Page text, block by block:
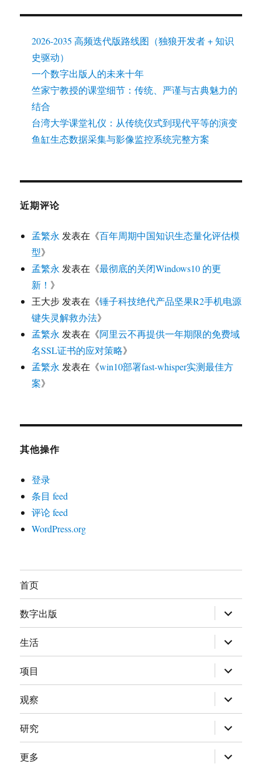
2026-2035 高频迭代版路线图（独狼开发者 + 知识
史驱动）
一个数字出版人的未来十年
竺家宁教授的课堂细节：传统、严谨与古典魅力的
结合
台湾大学课堂礼仪：从传统仪式到现代平等的演变
鱼缸生态数据采集与影像监控系统完整方案
近期评论
孟繁永 发表在《百年周期中国知识生态量化评估模
型》
孟繁永 发表在《最彻底的关闭Windows10 的更
新！ 》
王大步 发表在《锤子科技绝代产品坚果R2手机电源
键失灵解救办法》
孟繁永 发表在《阿里云不再提供一年期限的免费域
名SSL证书的应对策略》
孟繁永 发表在《win10部署fast-whisper实测最佳方
案》
其他操作
登录
条目 feed
评论 feed
WordPress.org
首页
数字出版 展
开
子
菜
单
生活 展
开
子
菜
单
项目 展
开
子
菜
单
观察 展
开
子
菜
单
研究 展
开
子
菜
更多 展